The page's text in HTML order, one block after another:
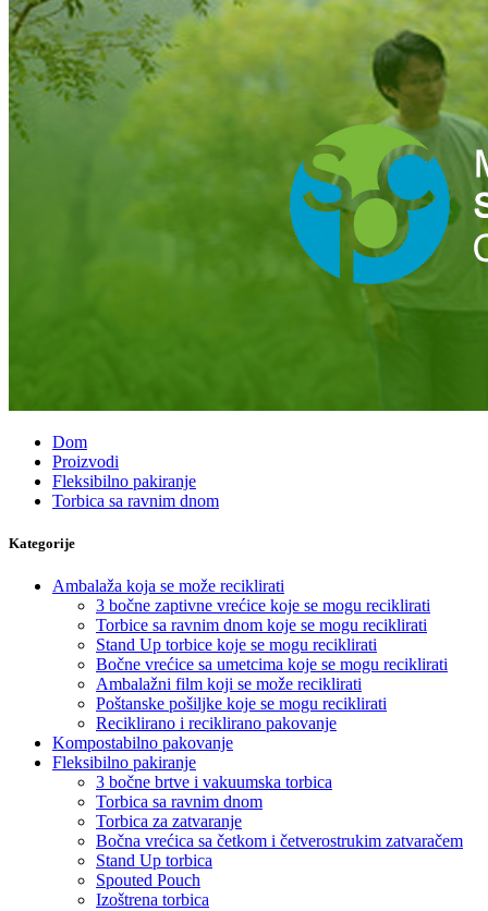
Dom
Proizvodi
Fleksibilno pakiranje
Torbica sa ravnim dnom
Kategorije
Ambalaža koja se može reciklirati
3 bočne zaptivne vrećice koje se mogu reciklirati
Torbice sa ravnim dnom koje se mogu reciklirati
Stand Up torbice koje se mogu reciklirati
Bočne vrećice sa umetcima koje se mogu reciklirati
Ambalažni film koji se može reciklirati
Poštanske pošiljke koje se mogu reciklirati
Reciklirano i reciklirano pakovanje
Kompostabilno pakovanje
Fleksibilno pakiranje
3 bočne brtve i vakuumska torbica
Torbica sa ravnim dnom
Torbica za zatvaranje
Bočna vrećica sa četkom i četverostrukim zatvaračem
Stand Up torbica
Spouted Pouch
Izoštrena torbica